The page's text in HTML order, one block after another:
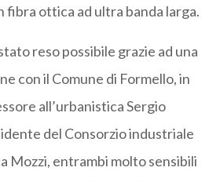
ottica ad ultra banda larga.
reso possibile grazie ad una
con il Comune di Formello, in
all’urbanistica Sergio
del Consorzio industriale
Mozzi, entrambi molto sensibili